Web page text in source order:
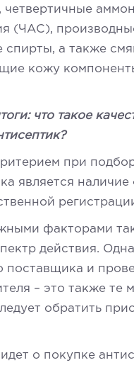
четвертичные
(ЧАС),
спирты, а также
кожу
что такое
при
является наличие
факторами
действия.
поставщика и
– это также те
обратить
о покупке